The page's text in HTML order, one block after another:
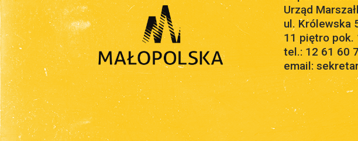
Urząd
ul. Królewska
11 piętro pok.
tel.: 12 61 60
email: